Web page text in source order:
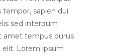
tempor, sapien dui
sed interdum
amet tempus purus
Lorem ipsum